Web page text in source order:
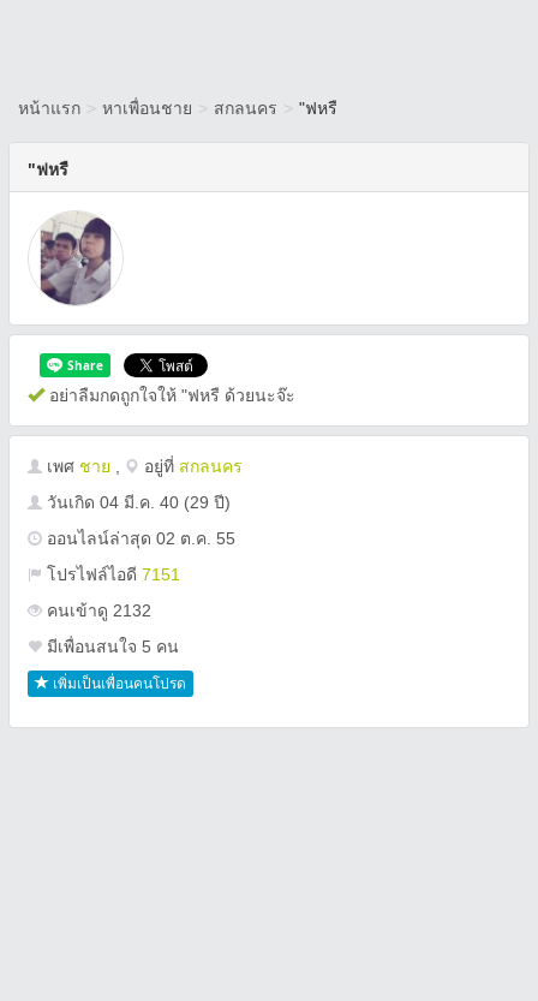
หน้าแรก > หาเพื่อนชาย > สกลนคร > "ฟหรื
"ฟหรื
อย่าลืมกดถูกใจให้ "ฟหรื ด้วยนะจ๊ะ
เพศ ชาย อยู่ที่ สกลนคร
วันเกิด 04 มี.ค. 40 (29 ปี)
ออนไลน์ล่าสุด 02 ต.ค. 55
โปรไฟล์ไอดี 7151
คนเข้าดู 2132
มีเพื่อนสนใจ 5 คน
เพิ่มเป็นเพื่อนคนโปรด